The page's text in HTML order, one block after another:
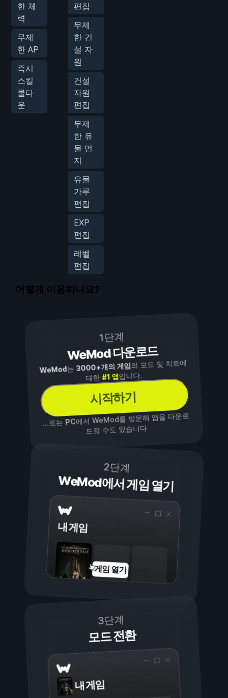
한 체
력
무제
한 AP
즉시
스킬
쿨다
운
편집
무제
한 건
설 자
원
건설
자원
편집
무제
한 유
물 먼
지
유물
가루
편집
EXP
편집
레벨
편집
어떻게 이용하나요?
1단계
WeMod 다운로드
WeMod는3000+개의 게임의 모드 및 치트에
대한#1 앱입니다.
시작하기
...또는PC에서 WeMod를 방문해 앱을 다운로
드할 수도 있습니다
2단계
WeMod에서 게임 열기
내 게임
게임 열기
3단계
모드 전환
내 게임